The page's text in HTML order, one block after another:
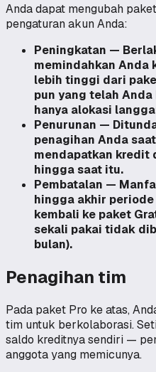
Anda dapat mengubah
pengaturan akun Anda:
Peningkatan —
memindahkan Anda
lebih tinggi dari
pun yang telah
hanya alokasi
Penurunan —
penagihan Anda
mendapatkan kredit
hingga saat itu.
Pembatalan —
hingga akhir
kembali ke paket
sekali pakai tidak
bulan).
Penagihan tim
Pada paket Pro ke atas,
tim untuk berkolaborasi.
saldo kreditnya sendiri —
anggota yang memicunya.